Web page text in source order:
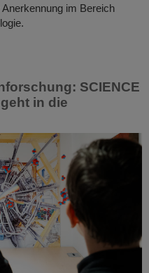
im Bereich
SCIENCE
in die